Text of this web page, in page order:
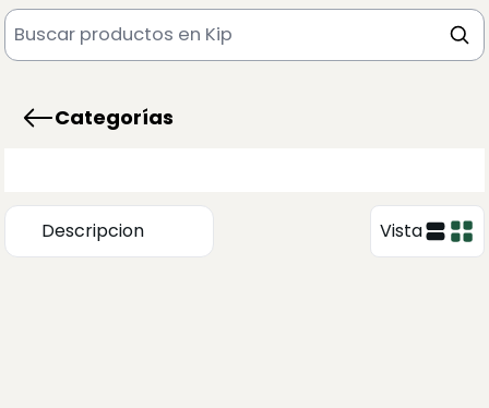
Categorías
Descripcion Vista